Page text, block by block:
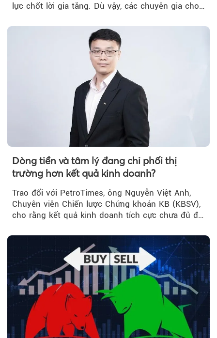
lực chốt lời gia tăng. Dù vậy, các chuyên gia cho
Dòng tiền và tâm lý đang chi phối thị
trường hơn kết quả kinh doanh?
Trao đổi với PetroTimes, ông Nguyễn Việt Anh,
Chuyên viên Chiến lược Chứng khoán KB (KBSV),
cho rằng kết quả kinh doanh tích cực chưa đủ để